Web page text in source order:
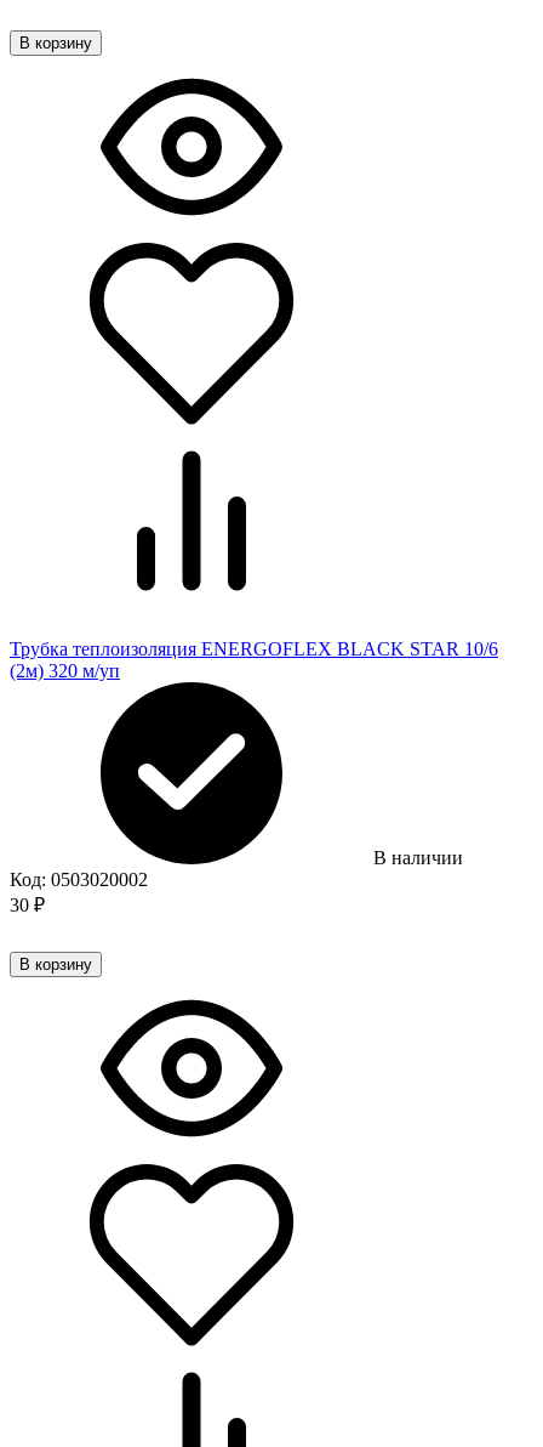
В корзину
Трубка теплоизоляция ENERGOFLEX BLACK STAR 10/6
(2м) 320 м/уп
В наличии
Код: 0503020002
30 ₽
В корзину